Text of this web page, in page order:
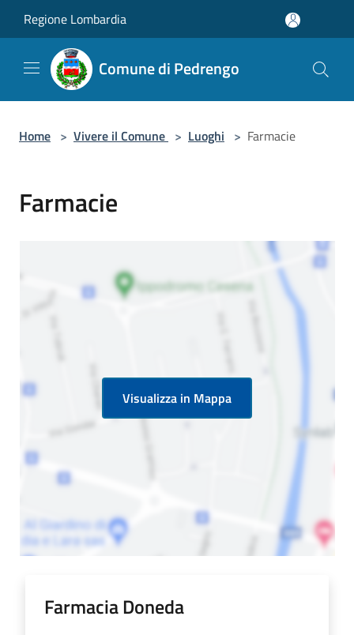
Regione Lombardia
Comune di Pedrengo
Home > Vivere il Comune > Luoghi > Farmacie
Farmacie
Visualizza in Mappa
Farmacia Doneda